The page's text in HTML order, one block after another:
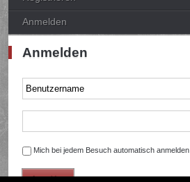
Anmelden
Anmelden
Mich bei jedem Besuch automatisch anmelden